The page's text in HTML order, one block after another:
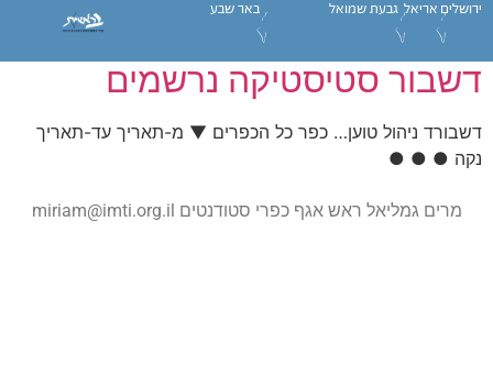
ירושלים אריאל גבעת שמואל באר שבע
דשבור סטיסטיקה נרשמים
דשבורד ניהול טוען… כפר כל הכפרים ▼ מ-תאריך עד-תאריך
נקה ● ● ●
מרים גמליאל ראש אגף כפרי סטודנטים miriam@imti.org.il